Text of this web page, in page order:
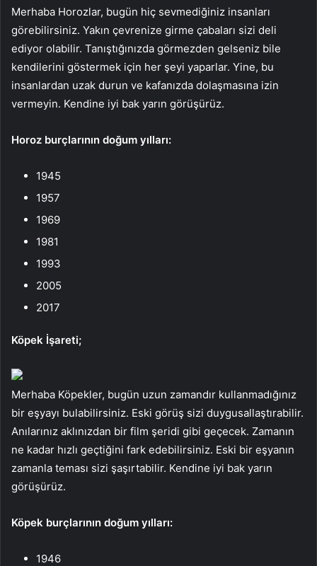
Merhaba Horozlar, bugün hiç sevmediğiniz insanları
görebilirsiniz. Yakın çevrenize girme çabaları sizi deli
ediyor olabilir. Tanıştığınızda görmezden gelseniz bile
kendilerini göstermek için her şeyi yaparlar. Yine, bu
insanlardan uzak durun ve kafanızda dolaşmasına izin
vermeyin. Kendine iyi bak yarın görüşürüz.
Horoz burçlarının doğum yılları:
1945
1957
1969
1981
1993
2005
2017
Köpek İşareti;
Merhaba Köpekler, bugün uzun zamandır kullanmadığınız
bir eşyayı bulabilirsiniz. Eski görüş sizi duygusallaştırabilir.
Anılarınız aklınızdan bir film şeridi gibi geçecek. Zamanın
ne kadar hızlı geçtiğini fark edebilirsiniz. Eski bir eşyanın
zamanla teması sizi şaşırtabilir. Kendine iyi bak yarın
görüşürüz.
Köpek burçlarının doğum yılları:
1946